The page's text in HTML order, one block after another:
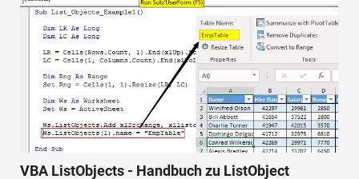
VBA ListObjects - Handbuch zu ListObject